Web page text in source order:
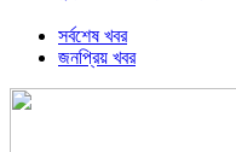
সর্বশেষ খবর
জনপ্রিয় খবর